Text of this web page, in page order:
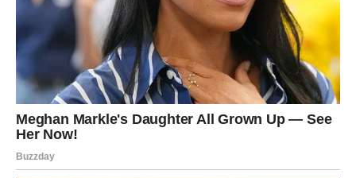
olakšanja.
Mnogi Jarčevi će tokom ove sedmice donijeti odluku koja
može potpuno promijeniti njihovu budućnost.
Pred vama su dani puni sreće i
velikih iznenađenja